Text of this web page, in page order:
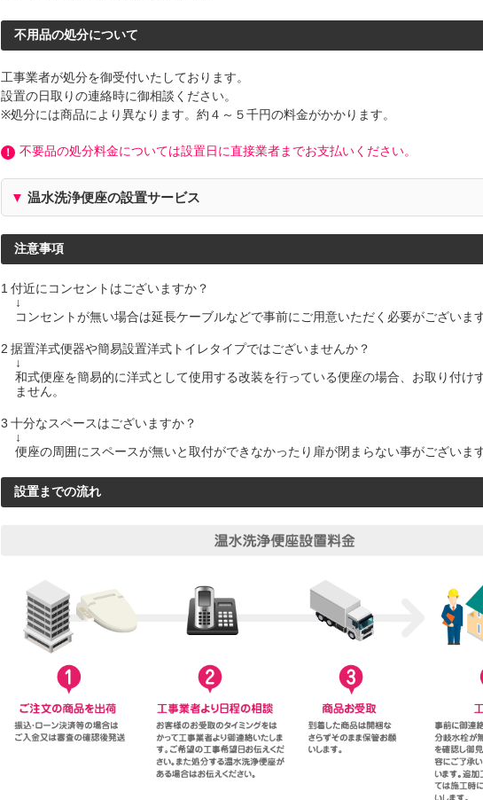
不用品の処分について
工事業者が処分を御受付いたしております。
設置の日取りの連絡時に御相談ください。
※処分には商品により異なります。約４～５千円の料金がかかります。
！ 不要品の処分料金については設置日に直接業者までお支払いください。
▼ 温水洗浄便座の設置サービス
注意事項
1付近にコンセントはございますか？
↓
コンセントが無い場合は延長ケーブルなどで事前にご用意いただく必要がございます
2据置洋式便器や簡易設置洋式トイレタイプではございませんか？
↓
和式便座を簡易的に洋式として使用する改装を行っている便座の場合、お取り付け
ません。
3十分なスペースはございますか？
↓
便座の周囲にスペースが無いと取付ができなかったり扉が閉まらない事がございます
設置までの流れ